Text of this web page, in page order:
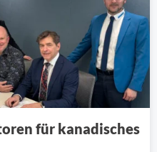
für kanadisches